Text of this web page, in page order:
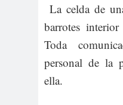
La celda de
barrotes interior
Toda
personal de la
ella.